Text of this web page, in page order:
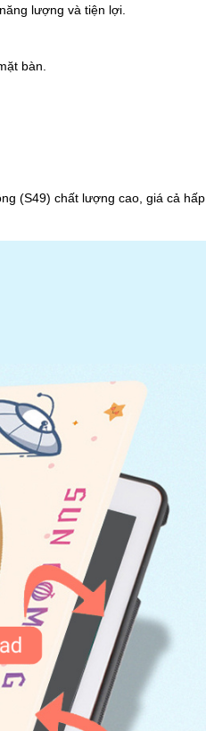
lượng và tiện lợi.
bàn.
(S49) chất lượng cao, giá cả hấp